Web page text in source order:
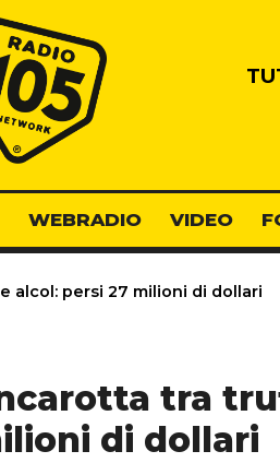
Radio 105
WEBRADIO VIDEO
alcol: persi 27 milioni di dollari
tra
di dollari